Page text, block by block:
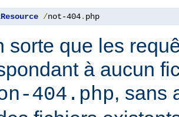
/not-404. php
sorte que les
à aucun
404.php, sans